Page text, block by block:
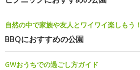
自然の中で家族や友人とワイワイ楽しもう！
BBQにおすすめの公園
GWおうちでの過ごし方ガイド